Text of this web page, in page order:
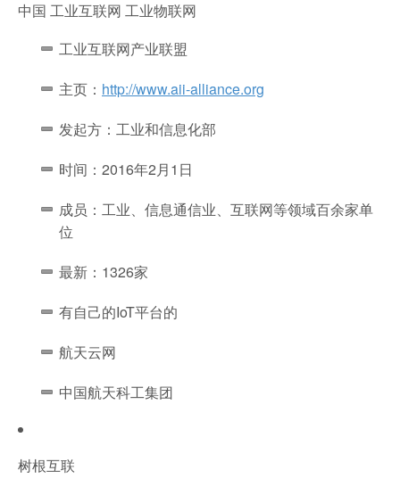
中国 工业互联网 工业物联网
工业互联网产业联盟
主页： http://www.aii-alliance.org
发起方：工业和信息化部
时间：2016年2月1日
成员：工业、信息通信业、互联网等领域百余家单
位
最新：1326家
有自己的IoT平台的
航天云网
中国航天科工集团
树根互联